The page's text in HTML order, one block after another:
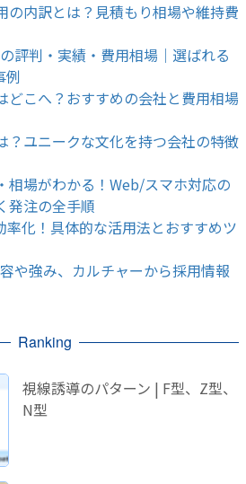
の内訳とは？見積もり相場や維持費
評判・実績・費用相場｜選ばれる
例
どこへ？おすすめの会社と費用相場
？ユニークな文化を持つ会社の特徴
相場がわかる！Web/スマホ対応の
発注の全手順
率化！具体的な活用法とおすすめツ
や強み、カルチャーから採用情報
Ranking
視線誘導のパターン | F型、Z型、
N型